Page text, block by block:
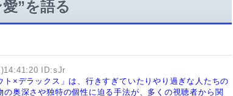
”を語る
ID:sJr
×デラックス」は、行きすぎていたりやり過ぎな人たちの
の奥深さや独特の個性に迫る手法が、多くの視聴者から関